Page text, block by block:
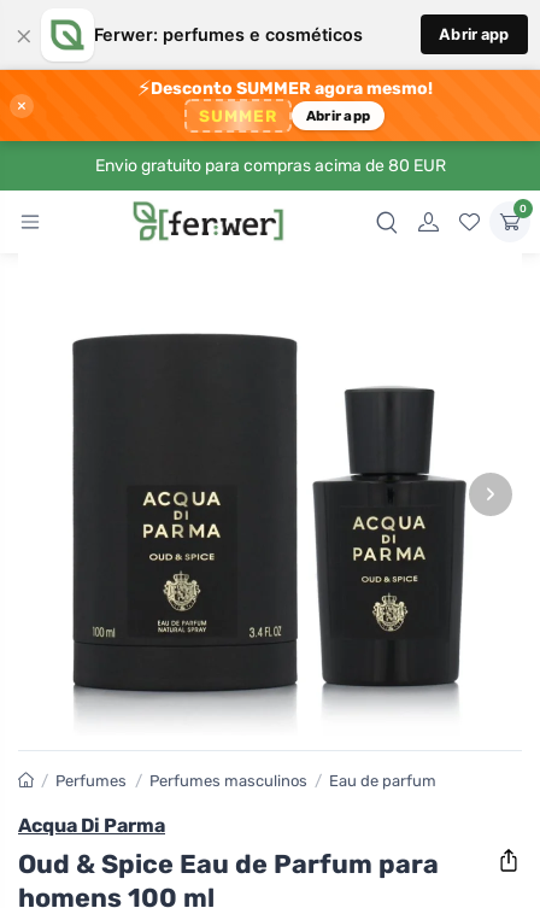
× Ferwer: perfumes e cosméticos Abrir app
×
⚡Desconto SUMMER agora mesmo!
SUMMER Abrir app
Envio gratuito para compras acima de 80 EUR
0
›
/ Perfumes / Perfumes masculinos / Eau de parfum
Acqua Di Parma
Oud & Spice Eau de Parfum para
homens 100 ml